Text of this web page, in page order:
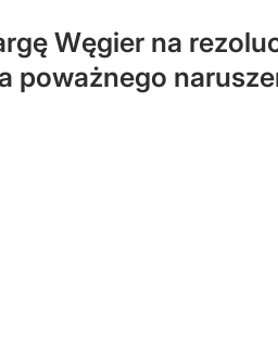
Węgier na
poważnego